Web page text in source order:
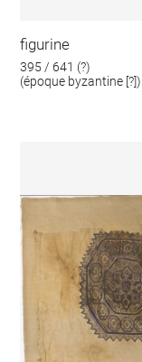
figurine
395 / 641 (?)
(époque byzantine [?])